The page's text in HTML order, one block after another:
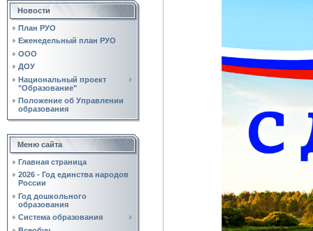
Новости
План РУО
Еженедельный план РУО
ООО
ДОУ
Национальный проект
"Образование"
Положение об Управлении
образования
Меню сайта
Главная страница
2026 - Год единства народов
России
Год дошкольного
образования
Система образования